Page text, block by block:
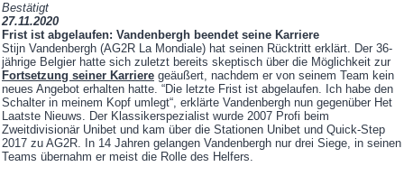
Bestätigt
27.11.2020
Frist ist abgelaufen: Vandenbergh beendet seine Karriere
Stijn Vandenbergh (AG2R La Mondiale) hat seinen Rücktritt erklärt. Der 36-
jährige Belgier hatte sich zuletzt bereits skeptisch über die Möglichkeit zur
Fortsetzung seiner Karriere geäußert, nachdem er von seinem Team kein
neues Angebot erhalten hatte. “Die letzte Frist ist abgelaufen. Ich habe den
Schalter in meinem Kopf umlegt“, erklärte Vandenbergh nun gegenüber Het
Laatste Nieuws. Der Klassikerspezialist wurde 2007 Profi beim
Zweitdivisionär Unibet und kam über die Stationen Unibet und Quick-Step
2017 zu AG2R. In 14 Jahren gelangen Vandenbergh nur drei Siege, in seinen
Teams übernahm er meist die Rolle des Helfers.